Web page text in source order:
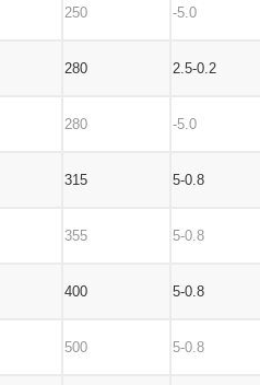
250 -5.0
280 2.5-0.2
280 -5.0
315 5-0.8
355 5-0.8
400 5-0.8
500 5-0.8